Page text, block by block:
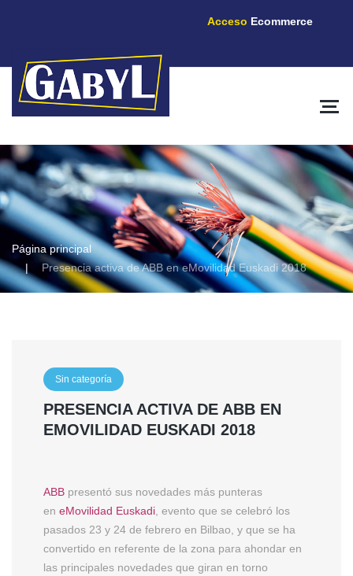
Página principal
Presencia activa de ABB en eMovilidad Euskadi 2018
Sin categoría
PRESENCIA ACTIVA DE ABB EN
EMOVILIDAD EUSKADI 2018
ABB presentó sus novedades más punteras
en eMovilidad Euskadi , evento que se celebró los
pasados 23 y 24 de febrero en Bilbao, y que se ha
convertido en referente de la zona para ahondar en
las principales novedades que giran en torno
Acceso Ecommerce